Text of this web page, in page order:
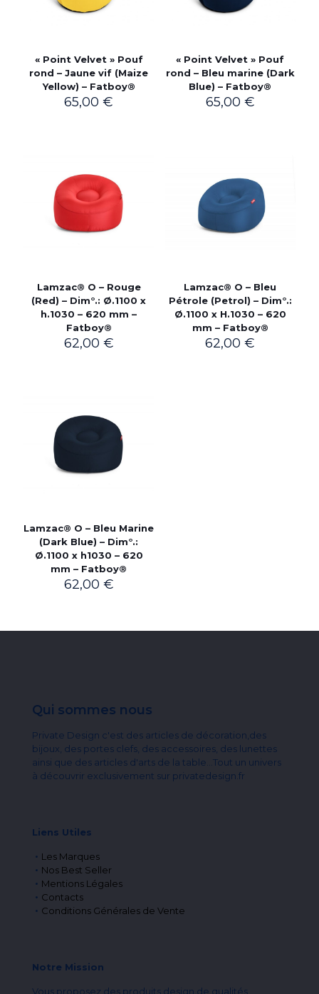
« Point Velvet » Pouf
rond – Jaune vif (Maize
Yellow) – Fatboy®
65,00€
« Point Velvet » Pouf
rond – Bleu marine (Dark
Blue) – Fatboy®
65,00 €
Lamzac® O – Rouge
(Red) – Dim°.: Ø.1100 x
h.1030 – 620 mm –
Fatboy®
62,00 €
Lamzac® O – Bleu
Pétrole (Petrol) – Dim°.:
Ø.1100 x H.1030 – 620
mm – Fatboy®
62,00€
Lamzac® O – Bleu Marine
(Dark Blue) – Dim°.:
Ø.1100 x h1030 – 620
mm – Fatboy®
62,00 €
Qui sommes nous
Private Design c'est des articles de décoration,des
bijoux, des portes clefs, des accessoires, des lunettes
ainsi que des articles d'arts de la table...Tout un univers
à découvrir exclusivement sur privatedesign.fr
Liens Utiles
Les Marques
Nos Best Seller
Mentions Légales
Contacts
Conditions Générales de Vente
Notre Mission
Vous proposez des produits design de qualités,